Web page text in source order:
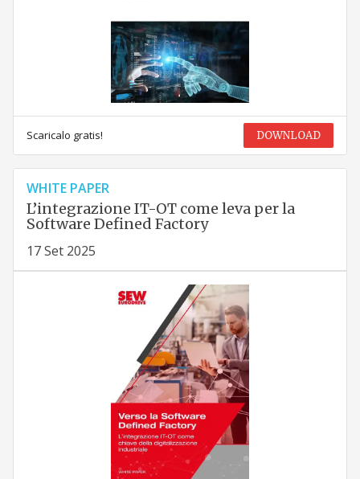
Scaricalo gratis! DOWNLOAD
WHITE PAPER
L’integrazione IT-OT come leva per la
Software Defined Factory
17 Set 2025